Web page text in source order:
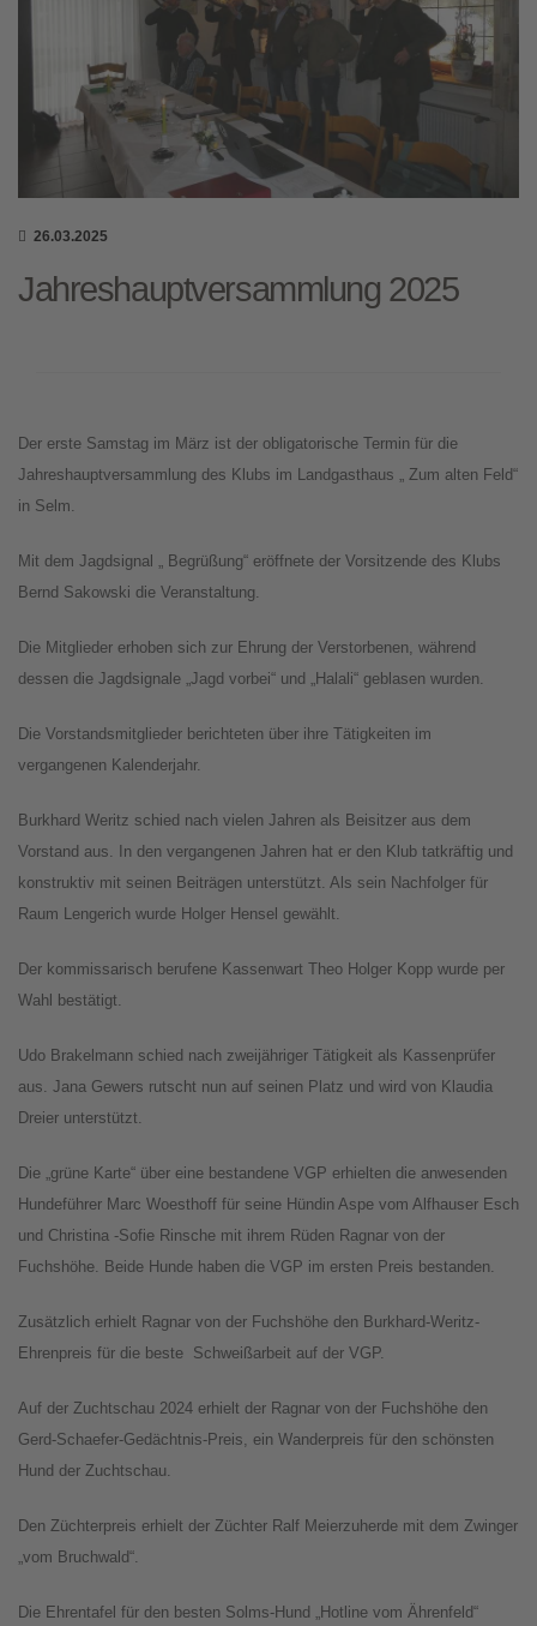
26.03.2025
Jahreshauptversammlung 2025
Der erste Samstag im März ist der obligatorische Termin für die
Jahreshauptversammlung des Klubs im Landgasthaus „ Zum alten Feld“
in Selm.
Mit dem Jagdsignal „ Begrüßung“ eröffnete der Vorsitzende des Klubs
Bernd Sakowski die Veranstaltung.
Die Mitglieder erhoben sich zur Ehrung der Verstorbenen, während
dessen die Jagdsignale „Jagd vorbei“ und „Halali“ geblasen wurden.
Die Vorstandsmitglieder berichteten über ihre Tätigkeiten im
vergangenen Kalenderjahr.
Burkhard Weritz schied nach vielen Jahren als Beisitzer aus dem
Vorstand aus. In den vergangenen Jahren hat er den Klub tatkräftig und
konstruktiv mit seinen Beiträgen unterstützt. Als sein Nachfolger für
Raum Lengerich wurde Holger Hensel gewählt.
Der kommissarisch berufene Kassenwart Theo Holger Kopp wurde per
Wahl bestätigt.
Udo Brakelmann schied nach zweijähriger Tätigkeit als Kassenprüfer
aus. Jana Gewers rutscht nun auf seinen Platz und wird von Klaudia
Dreier unterstützt.
Die „grüne Karte“ über eine bestandene VGP erhielten die anwesenden
Hundeführer Marc Woesthoff für seine Hündin Aspe vom Alfhauser Esch
und Christina -Sofie Rinsche mit ihrem Rüden Ragnar von der
Fuchshöhe. Beide Hunde haben die VGP im ersten Preis bestanden.
Zusätzlich erhielt Ragnar von der Fuchshöhe den Burkhard-Weritz-
Ehrenpreis für die beste Schweißarbeit auf der VGP.
Auf der Zuchtschau 2024 erhielt der Ragnar von der Fuchshöhe den
Gerd-Schaefer-Gedächtnis-Preis, ein Wanderpreis für den schönsten
Hund der Zuchtschau.
Den Züchterpreis erhielt der Züchter Ralf Meierzuherde mit dem Zwinger
„vom Bruchwald“.
Die Ehrentafel für den besten Solms-Hund „Hotline vom Ährenfeld“